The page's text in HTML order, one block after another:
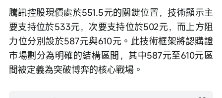
騰訊控股現價處於551.5元的關鍵位置，技術顯示主
要支持位於533元，次要支持位於502元，而上方阻
力位分別設於587元與610元。此技術框架將認購證
市場劃分為明確的結構區間，其中587元至610元區
間被定義為突破博弈的核心戰場。